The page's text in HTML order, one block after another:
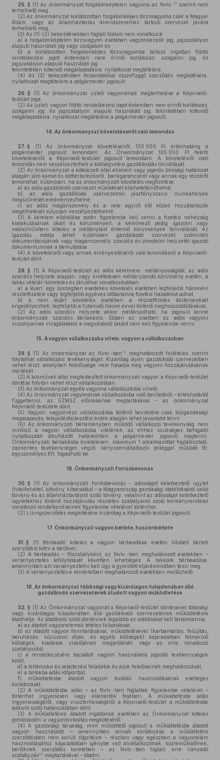
25. § (1) Az önkormányzat forgalomképtelen vagyona az Nvtv. 18szerint nem
terhelhető meg.
(2) Az önkormányzat korlátozottan forgalomképes törzsvagyona csak a Magyar
Állam, vagy az államháztartás alrendszereihez tartozó szervezet javára
terhelhető meg.
(3) Az (1)-(2) bekezdésekben foglalt tilalom nem vonatkozik
a) a forgalomképtelen törzsvagyon esetében vagyonkezelői jog, jogszabályon
alapuló használati jog vagy szolgalom és
b) a korlátozottan forgalomképes törzsvagyonba tartozó ingatlan fölötti
rendelkezési jogot érdemben nem érintő korlátozás, szolgalmi jog, és
jogszabályon alapuló használati jog
tekintetében kötendő megállapodásra, nyilatkozat megtételére.
(4) Az (3) bekezdésben felsoroltakkal összefüggő szerződés megkötésére,
nyilatkozat megtételére a polgármester jogosult.
26. § (1) Az önkormányzat üzleti vagyonának megterhelése a Képviselő-
testület joga.
(2) Az üzleti vagyon fölötti rendelkezési jogot érdemben nem érintő korlátozás,
szolgalmi jog, és jogszabályon alapuló használati jog, tekintetében kötendő
megállapodásra, nyilatkozat megtételére a polgármester jogosult.
14. Az önkormányzat követeléseiről való lemondás
27. § (1) Az önkormányzat követeléseiről 100.000 Ft értékhatárig a
polgármester jogosult lemondani. Az Önkormányzat 100.000 Ft feletti
követeléseiről a Képviselő-testület jogosult lemondani. A követelésről való
lemondás nem veszélyeztetheti a költségvetési gazdálkodás likviditását.
(2) Az önkormányzat a kötelezett által elismert vagy jogerős bírósági határozat
alapján járó kamat és kötbértartozásról, bankgaranciáról vagy annak egy részéről
lemondhat, különösen, ha az önkormányzati követelés megfizetése:
a) az adós gazdálkodó szervezet működését ellehetetleníthetné,
b) az adós gazdálkodó szervezetnél jászfényszarui munkahelyek
megszűnését eredményezhetné,
c) az adós magánszemély és a vele együtt élő közeli hozzátartozók
megélhetését súlyosan veszélyeztethetné.
(3) A kérelem elbírálása során figyelembe kell venni a fizetési nehézség
kialakulásának okait és körülményeit, a kérelmező pedig igazolni vagy
valószínűsíteni köteles a méltánylást érdemlő körülmények fennállását. Az
igazolás módja lehet különösen gazdálkodó szervezet számviteli
dokumentációjának vagy magánszemély szociális és jövedelmi helyzetét igazoló
dokumentumnak a bemutatása.
(4) A követelésről vagy annak érvényesítéséről való lemondásról a Képviselő-
testület dönt.
28. § (1) A Képviselő-testület az adós kérelmére, méltányosságból, az adós
szociális helyzete alapján, vagy kivételesen méltánylandó körülmény esetén, a
lakás vételár-követelés és járulékai vonatkozásában:
a) a lejárt, egy összegben esedékes követelés esetében legfeljebb háromévi
részletfizetést vagy legfeljebb egyéves időtartamra fizetési haladékot adhat,
b) a nem lejárt követelés esetében a részletfizetés átütemezését
engedélyezheti, legfeljebb a futamidő három évvel történő meghosszabbításával.
(2) Az adós szociális helyzete akkor méltányolható, ha jogosult lenne
önkormányzati szociális bérlakásra. Ebben az esetben az adós vagyoni
viszonyainak vizsgálatakor a megvásárolt lakást nem kell figyelembe venni.
15. A vagyon vállalkozásba vitele, vagyon a vállalkozásban
29. § (1) Az önkormányzat az Nvtv.-ben 19
meghatározott feltételek szerint
folytathat vállalkozási tevékenységet. Kizárólag olyan gazdálkodó szervezetben
vehet részt, amelyben felelőssége nem haladja meg vagyoni hozzájárulásának
mértékét.
(2) A közművek által megtestesített önkormányzati vagyon a Képviselő-testület
döntése folytán vehet részt vállalkozásban.
(3) Az önkormányzat egyéb vagyona vállalkozásba vihető.
(4) Az önkormányzat vagyonának vállalkozásba való beviteléről – értékhatártól
függetlenül, az SZMSZ előírásainak megtartásával – az önkormányzat
Képviselő-testülete dönt.
(5) Vagyon, vagyonrész vállalkozásba történő bevitelére csak közgazdasági
megalapozás, településfejlesztési érdek alapján lehet javaslatot tenni.
(6) Az önkormányzati bérleményben működő vállalkozói tevékenység nem
minősül a vagyon vállalkozásba vitelének, az ehhez szükséges befogadó
nyilatkozatot átruházott hatáskörben a polgármester jogosult megtenni.
Önkormányzati bérlakásba kivételesen, maximum 1 alkalmazottat foglalkoztató,
zajmentes tevékenységet végző, kényszervállalkozói jelleggel működő Bt,
egyszemélyes Kft. fogadható be.
16. Önkormányzati forrásbevonás
30. § (1) Az önkormányzati forrásbevonás – adósságot keletkeztető ügylet
(hitelfelvétel, kötvény kibocsátás) – a Magyarország gazdasági stabilitásáról szóló
törvény és az államháztartásról szóló törvény, valamint az adósságot keletkeztető
ügyletekhez történő hozzájárulás részletes szabályairól szóló kormányrendelet
vonatkozó rendelkezéseinek figyelembe vételével történhet.
(2) Lízingszerződés megkötésére kizárólag a Képviselő-testület jogosult.
17. Önkormányzati vagyon bérlete, haszonbérlete
31. § (1)
Bérbeadó köteles a vagyon bérbeadása esetén írásbeli bérleti
szerződést kötni a bérlővel.
(2) A bérbeadás – főszabályként, az Nvtv.-ben meghatározott esetekben –
versenyeztetés lefolytatását követően lehetséges. A lakások bérbeadása,
amennyiben azt versenyeztetni kell úgy a gyorsított eljárásrendben teszi meg.
(3) A versenyeztetés e rendeletben meghatározott esetekben mellőzhető.
18. Az önkormányzat többségi vagy kizárólagos tulajdonában álló
gazdálkodó szervezetének átadott vagyon működtetése
32. § (1) Az Önkormányzat vagyonát a Képviselő-testület döntésével többségi
vagy kizárólagos tulajdonában álló gazdálkodó szervezetének működtetésre
átadhatja. Az átadásról szóló döntésnek legalább az alábbiakat kell tartalmaznia:
a) az átadott vagyonelemek tételes felsorolását,
b) az átadott vagyon fenntartásával, működtetésével (karbantartás, felújítás,
beruházás, közüzemi díjak, és egyéb költségek) kapcsolatban felmerülő
költségek, kiadások viselőjének megjelölését, vagy az erre vonatkozó
szabályozást,
c) a rendelkezésére bocsátott vagyon használatra jogosító tevékenységek
körét,
d) a leltározási és selejtezési feladatok és azok felelőseinek meghatározását,
e) a birtokba adás időpontját,
f) működtetésbe átadott vagyon további hasznosításának esetleges
korlátozását.
(2) A működtetésbe adás – az Nvtv.-ben foglaltak figyelembe vételével –
történhet ingyenesen vagy ellenérték fejében. A működtetésbe adás
ingyenességéről, vagy visszterhességéről a Képviselő-testület a működtetésbe
adásról szóló határozatában dönt.
(3) A működtetésre átadott ingatlanok esetében az Önkormányzat köteles
gondoskodni a vagyonbiztosítás megkötéséről.
(4) A gazdasági társaság, mint működtető jogosult a működtetésbe átadott
vagyon használatát – amennyiben annak korlátozása a működtetési
szerződésben nem került rögzítésre – részben vagy egészben a vagyonelem
hasznosításához kapcsolódóan igénybe vett alvállalkozónak, közreműködőnek,
bérlőknek szerződés keretében – az Nvtv.-ben foglalt, erre irányadó
szabályzás20 megtartásával – átadni.